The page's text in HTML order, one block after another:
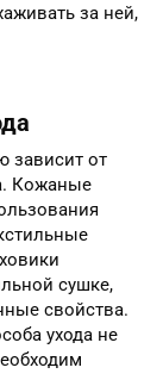
за ней,
зависит от
Кожаные
сушке,
свойства.
ухода не